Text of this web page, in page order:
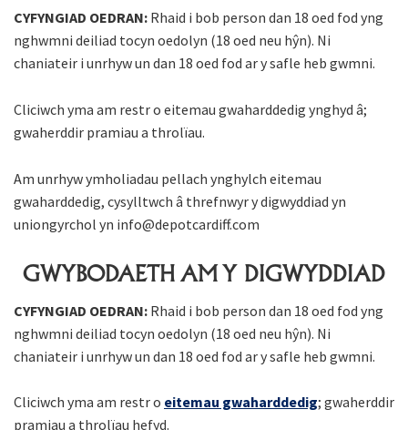
CYFYNGIAD OEDRAN: Rhaid i bob person dan 18 oed fod yng
nghwmni deiliad tocyn oedolyn (18 oed neu hŷn). Ni
chaniateir i unrhyw un dan 18 oed fod ar y safle heb gwmni.
Cliciwch yma am restr o eitemau gwaharddedig ynghyd â;
gwaherddir pramiau a throlïau.
Am unrhyw ymholiadau pellach ynghylch eitemau
gwaharddedig, cysylltwch â threfnwyr y digwyddiad yn
uniongyrchol yn info@depotcardiff.com
GWYBODAETH AM Y DIGWYDDIAD
CYFYNGIAD OEDRAN: Rhaid i bob person dan 18 oed fod yng
nghwmni deiliad tocyn oedolyn (18 oed neu hŷn). Ni
chaniateir i unrhyw un dan 18 oed fod ar y safle heb gwmni.
Cliciwch yma am restr o eitemau gwaharddedig; gwaherddir
pramiau a throlïau hefyd.